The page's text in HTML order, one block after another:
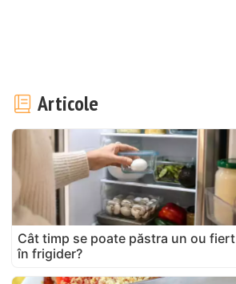
Articole
Cât timp se poate păstra un ou fiert
în frigider?